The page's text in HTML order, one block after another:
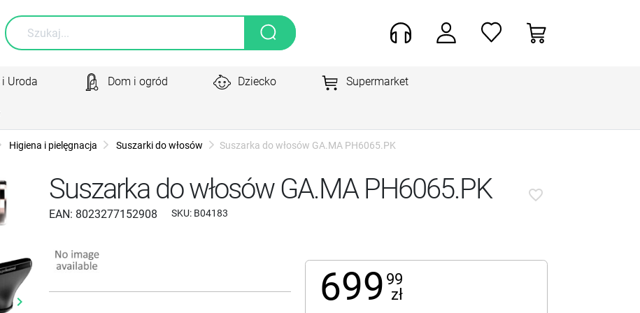
Uroda Dom i ogród Dziecko Supermarket
Higiena i pielęgnacja Suszarki do włosów Suszarka do włosów GA.MA PH6065.PK
Następny
keyboard_arrow_right
Suszarka do włosów GA.MA PH6065.PK
EAN: 8023277152908 SKU: B04183
favorite_border
699 99
zł